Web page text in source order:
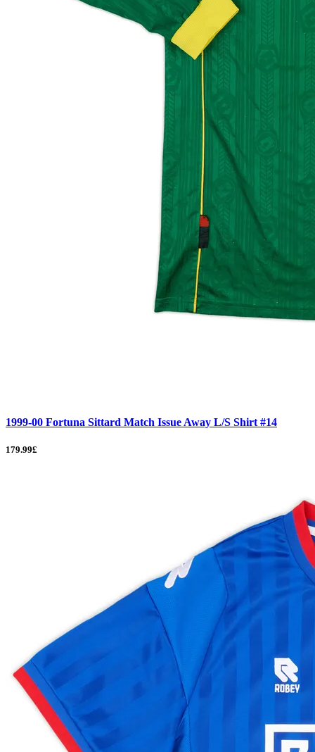
1999-00 Fortuna Sittard Match Issue Away L/S Shirt #14
179.99£